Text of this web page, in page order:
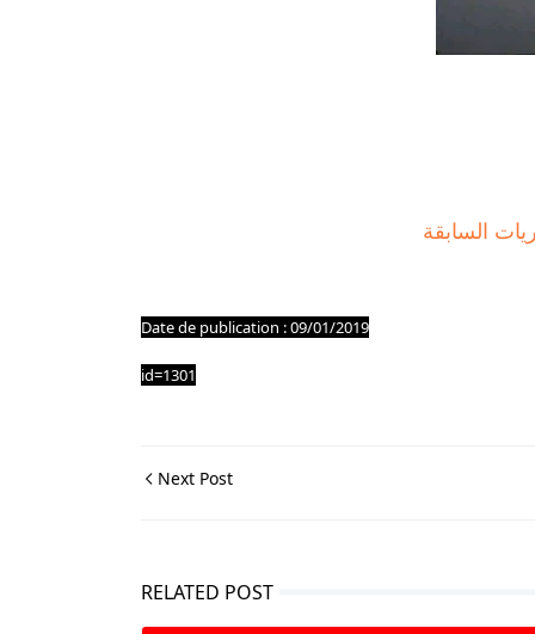
Date de publication : 09/01/2019
id=1301
Next Post
RELATED POST